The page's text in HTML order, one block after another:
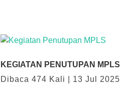
KEGIATAN PENUTUPAN MPLS
Dibaca 474 Kali | 13 Jul 2025